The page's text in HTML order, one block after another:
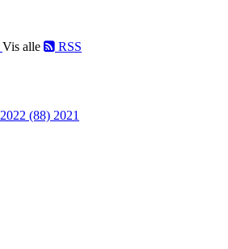
Vis alle RSS
2022 (88) 2021